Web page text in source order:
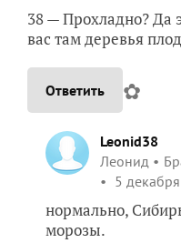
38 — Прохладно? Да
вас там деревья
Ответить ✿
Leonid38
Леонид
5
нормально,
морозы.